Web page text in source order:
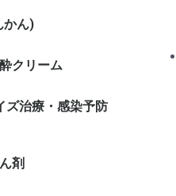
かん)
クリーム
ズ治療・感染予防
剤